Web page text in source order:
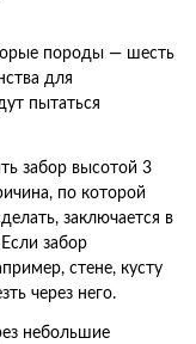
породы — шесть
для
пытаться
забор высотой 3
по которой
заключается в
забор
стене, кусту
через него.
небольшие